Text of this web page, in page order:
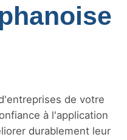
de votre
à l'application
durablement leur